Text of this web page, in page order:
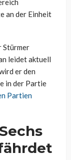
an der Einheit
Stürmer
leidet aktuell
er den
in der Partie
Partien